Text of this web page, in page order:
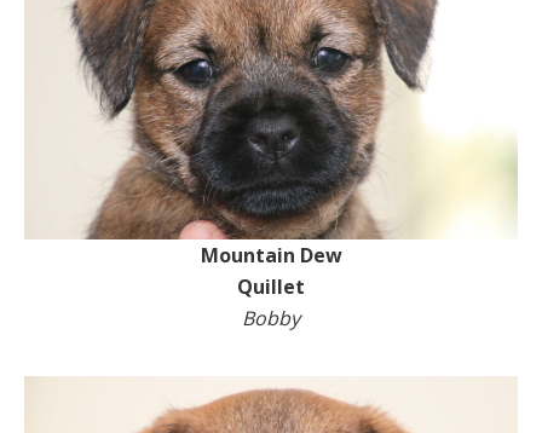
Mountain Dew
Quillet
Bobby